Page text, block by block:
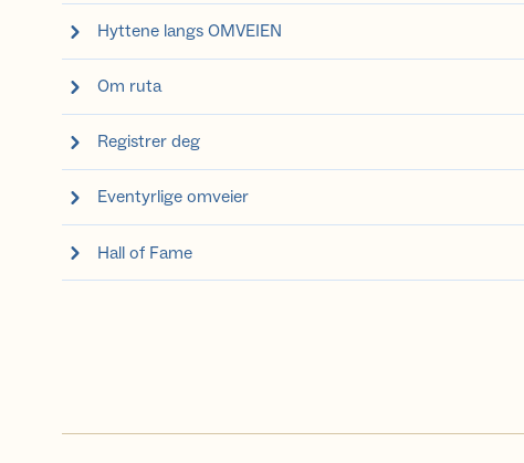
Hyttene langs OMVEIEN
Om ruta
Registrer deg
Eventyrlige omveier
Hall of Fame